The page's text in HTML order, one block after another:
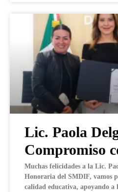
Lic. Paola
Compromiso
Muchas felicidades a la Lic.
Honoraria del SMDIF, vamos
calidad educativa, apoyando a